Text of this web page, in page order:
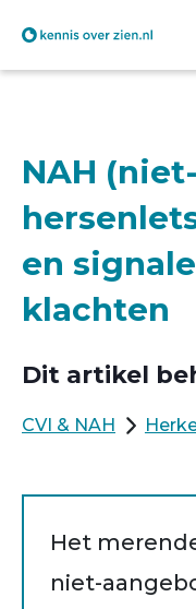
Overslaan
inhoud
gaan
NAH
en
klachten
Dit artikel
CVI & NAH
Het
niet-